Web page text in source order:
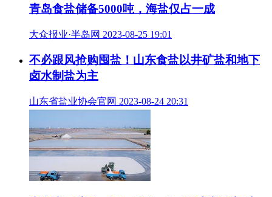
青岛食盐储备5000吨，海盐仅占一成
大众报业·半岛网 2023-08-25 19:01
不必跟风抢购囤盐！山东食盐以井矿盐和地下
卤水制盐为主
山东省盐业协会官网 2023-08-24 20:31